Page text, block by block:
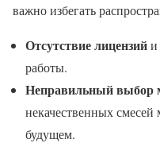
важно избегать
Отсутствие лицензийи
работы.
Неправильный выбор
некачественных
будущем.